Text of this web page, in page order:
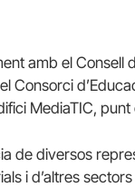
amb el
Consorci
MediaTIC,
de diversos
i d’altres